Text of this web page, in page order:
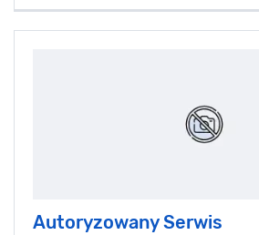
Autoryzowany Serwis